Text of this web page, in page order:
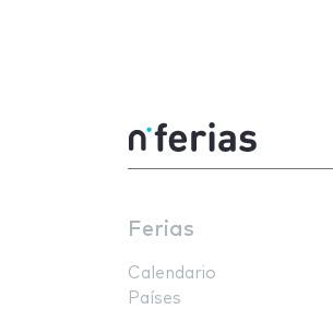
Ferias
Calendario
Países